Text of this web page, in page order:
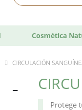
Cosmética
CIRCULACIÓN
Protege